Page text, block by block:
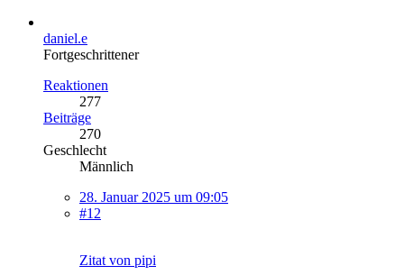
daniel.e
Fortgeschrittener
Reaktionen
277
Beiträge
270
Geschlecht
Männlich
28. Januar 2025 um 09:05
#12
Zitat von pipi